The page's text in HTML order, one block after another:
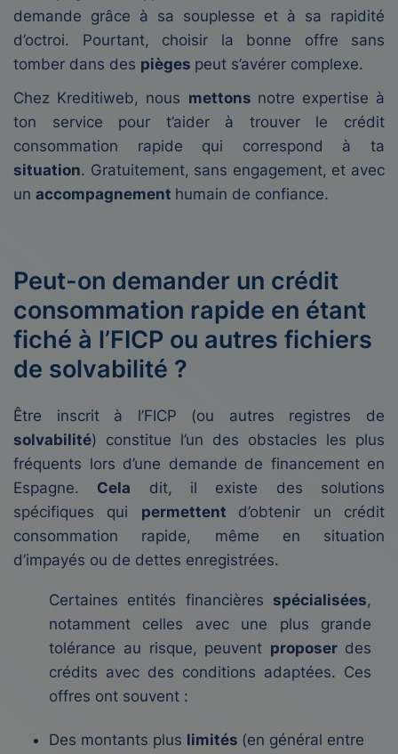
demande grâce à sa souplesse et à sa rapidité
d’octroi. Pourtant, choisir la bonne offre sans
tomber dans des pièges peut s’avérer complexe.
Chez Kreditiweb, nous mettons notre expertise à
ton service pour t’aider à trouver le crédit
consommation rapide qui correspond à ta
situation. Gratuitement, sans engagement, et avec
un accompagnement humain de confiance.
Peut-on demander un crédit
consommation rapide en étant
fiché à l’FICP ou autres fichiers
de solvabilité ?
Être inscrit à l’FICP (ou autres registres de
solvabilité) constitue l’un des obstacles les plus
fréquents lors d’une demande de financement en
Espagne. Cela dit, il existe des solutions
spécifiques qui permettent d’obtenir un crédit
consommation rapide, même en situation
d’impayés ou de dettes enregistrées.
Certaines entités financières spécialisées,
notamment celles avec une plus grande
tolérance au risque, peuvent proposer des
crédits avec des conditions adaptées. Ces
offres ont souvent :
Des montants plus limités (en général entre